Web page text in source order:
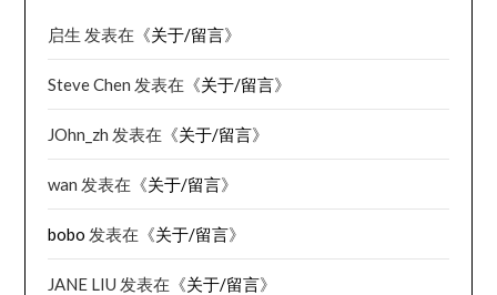
启生 发表在《关于/留言》
Steve Chen 发表在《关于/留言》
JOhn_zh 发表在《关于/留言》
wan 发表在《关于/留言》
bobo 发表在《关于/留言》
JANE LIU 发表在《关于/留言》